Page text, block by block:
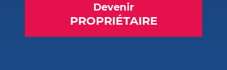
Devenir
PROPRIÉTAIRE